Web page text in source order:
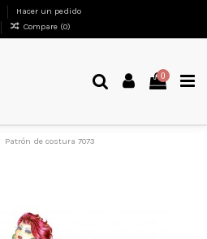
Hacer un pedido
Compare (0)
0
Patrón de costura 7073